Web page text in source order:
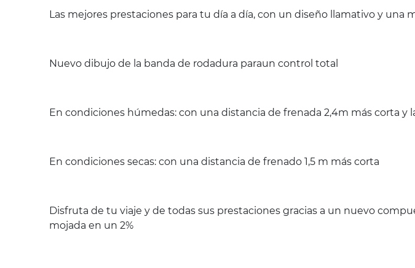
Las mejores prestaciones para tu día a día, con un diseño llamativo y una
Nuevo dibujo de la banda de rodadura paraun control total
En condiciones húmedas: con una distancia de frenada 2,4m más corta
En condiciones secas: con una distancia de frenado 1,5 m más corta
Disfruta de tu viaje y de todas sus prestaciones gracias a un nuevo
mojada en un 2%